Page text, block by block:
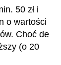
50 zł i
o wartości
Choć de
(o 20